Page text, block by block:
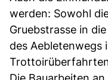
werden: Sowohl
Gruebstrasse in
des Aebletenwegs